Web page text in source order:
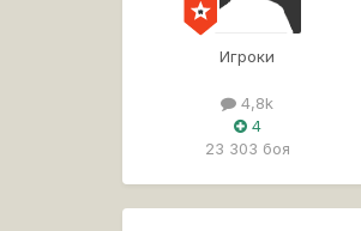
Игроки
4,8k
4
23 303 боя